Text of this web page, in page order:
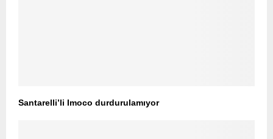
Santarelli’li Imoco durdurulamıyor